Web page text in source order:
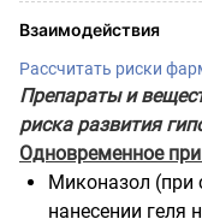
Взаимодействия
Рассчитать риски
Препараты и
риска развития
Одновременное
Миконазол (при
нанесении геля